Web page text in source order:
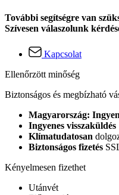
További segítségre van
Szívesen válaszolunk
Kapcsolat
Ellenőrzött minőség
Biztonságos és megbízható
Magyarország:
Ingyenes visszaküldés
Klímatudatosan
Biztonságos fizetés
Kényelmesen fizethet
Utánvét